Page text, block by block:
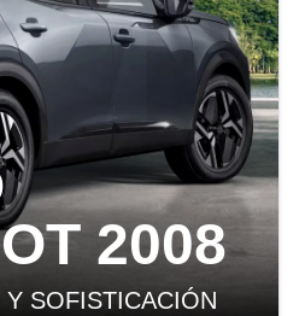
2008
SOFISTICACIÓN